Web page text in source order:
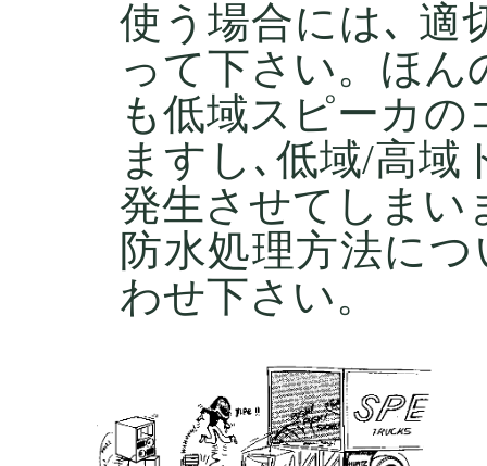
使う場合には､ 適
って下さい。ほ
も低域スピーカ
ますし､低域/高域
発生させてしまい
防水処理方法に
わせ下さい。